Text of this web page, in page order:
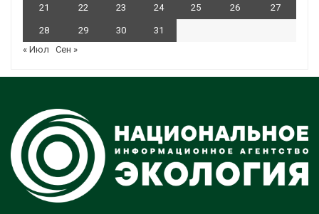
21 22 23 24 25 26 27
28 29 30
31
« Июл
Сен »